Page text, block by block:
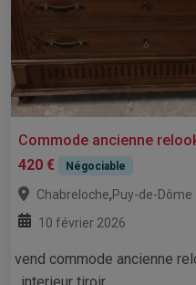
Commode ancienne
420 €
Négociable
Chabreloche,Puy-de-Dôme
10 février 2026
vend commode ancienne